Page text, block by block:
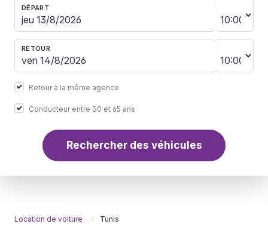
DÉPART
RETOUR
Retour à la même agence
Conducteur entre 30 et 65 ans
Rechercher des véhicules
Location de voiture Tunis